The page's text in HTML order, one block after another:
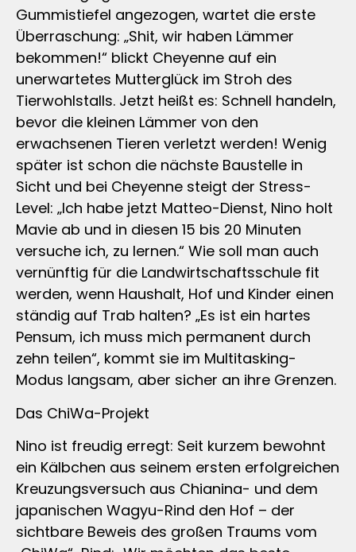
Gummistiefel angezogen, wartet die erste
Überraschung: „Shit, wir haben Lämmer
bekommen!“ blickt Cheyenne auf ein
unerwartetes Mutterglück im Stroh des
Tierwohlstalls. Jetzt heißt es: Schnell handeln,
bevor die kleinen Lämmer von den
erwachsenen Tieren verletzt werden! Wenig
später ist schon die nächste Baustelle in
Sicht und bei Cheyenne steigt der Stress-
Level: „Ich habe jetzt Matteo-Dienst, Nino holt
Mavie ab und in diesen 15 bis 20 Minuten
versuche ich, zu lernen.“ Wie soll man auch
vernünftig für die Landwirtschaftsschule fit
werden, wenn Haushalt, Hof und Kinder einen
ständig auf Trab halten? „Es ist ein hartes
Pensum, ich muss mich permanent durch
zehn teilen“, kommt sie im Multitasking-
Modus langsam, aber sicher an ihre Grenzen.
Das ChiWa-Projekt
Nino ist freudig erregt: Seit kurzem bewohnt
ein Kälbchen aus seinem ersten erfolgreichen
Kreuzungsversuch aus Chianina- und dem
japanischen Wagyu-Rind den Hof – der
sichtbare Beweis des großen Traums vom